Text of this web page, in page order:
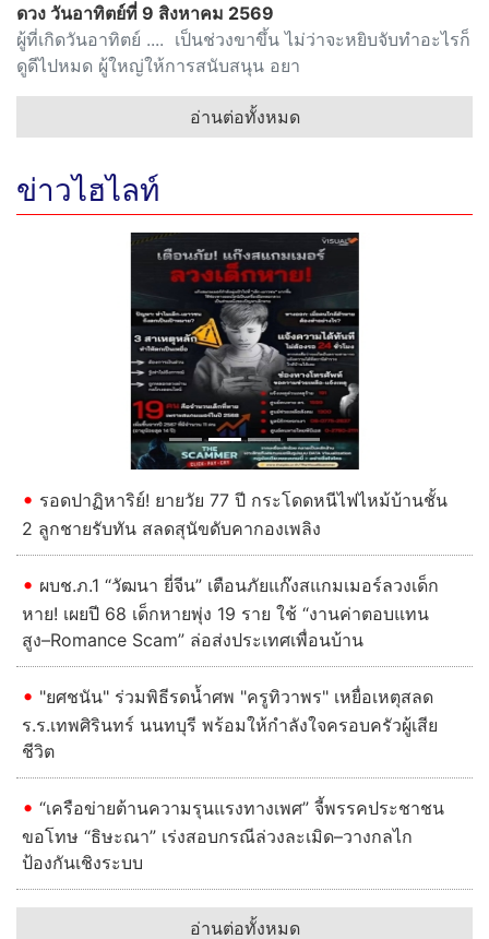
ดวง วันอาทิตย์ที่ 9 สิงหาคม 2569
ผู้ที่เกิดวันอาทิตย์ .... เป็นช่วงขาขึ้น ไม่ว่าจะหยิบจับทำอะไรก็
ดูดีไปหมด ผู้ใหญ่ให้การสนับสนุน อยา
อ่านต่อทั้งหมด
ข่าวไฮไลท์
รอดปาฏิหาริย์! ยายวัย 77 ปี กระโดดหนีไฟไหม้บ้านชั้น
2 ลูกชายรับทัน สลดสุนัขดับคากองเพลิง
ผบช.ภ.1 “วัฒนา ยี่จีน” เตือนภัยแก๊งสแกมเมอร์ลวงเด็ก
หาย! เผยปี 68 เด็กหายพุ่ง 19 ราย ใช้ “งานค่าตอบแทน
สูง–Romance Scam” ล่อส่งประเทศเพื่อนบ้าน
"ยศชนัน" ร่วมพิธีรดน้ำศพ "ครูทิวาพร" เหยื่อเหตุสลด
ร.ร.เทพศิรินทร์ นนทบุรี พร้อมให้กำลังใจครอบครัวผู้เสีย
ชีวิต
“เครือข่ายต้านความรุนแรงทางเพศ” จี้พรรคประชาชน
ขอโทษ “ธิษะณา” เร่งสอบกรณีล่วงละเมิด–วางกลไก
ป้องกันเชิงระบบ
อ่านต่อทั้งหมด